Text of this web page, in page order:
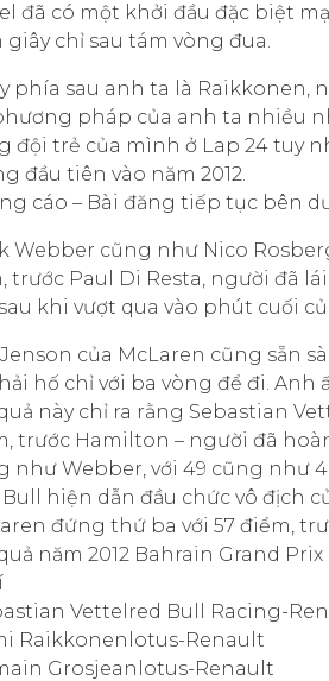
đã có một khởi đầu đặc biệt
giây chỉ sau tám vòng đua.
phía sau anh ta là Raikkonen,
pháp của anh ta nhiều
đội trẻ của mình ở Lap 24 tuy
đầu tiên vào năm 2012.
cáo – Bài đăng tiếp tục bên
Webber cũng như Nico
trước Paul Di Resta, người đã
khi vượt qua vào phút cuối
của McLaren cũng sẵn
hố chỉ với ba vòng để đi. Anh
này chỉ ra rằng Sebastian
trước Hamilton – người đã
như Webber, với 49 cũng như
Bull hiện dẫn đầu chức vô địch
đứng thứ ba với 57 điểm,
năm 2012 Bahrain Grand Prix
Vettelred Bull Racing-
Raikkonenlotus-Renault
Grosjeanlotus-Renault